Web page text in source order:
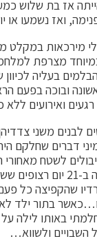
ואז נשמעו
מירכאות
מצרפת
בעליה
ובוכה בפעם
ואירועים
לבנים משני
דברים שחלקם
לשטח מאחורי
במקלט.
שהקפיצה כל
בתור ילד
באותו לילה
השבויים ולשווא…